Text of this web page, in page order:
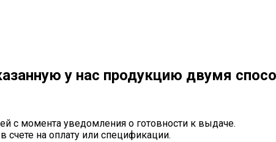
у нас продукцию двумя
с момента уведомления о готовности к выдаче.
счете на оплату или спецификации.